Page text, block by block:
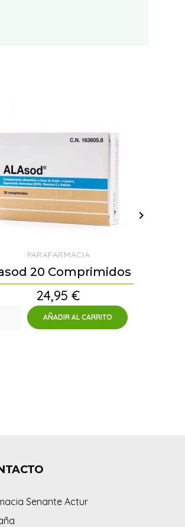
PARAFARMACIA
20 Comprimidos
Precio
24,95 €
AÑADIR AL CARRITO

Senante Actur